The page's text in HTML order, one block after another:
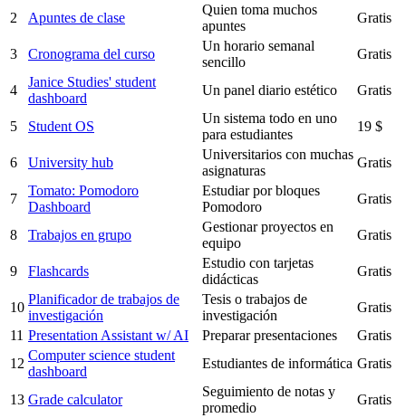
2
Apuntes de clase
Quien toma muchos
apuntes
Gratis
3 Cronograma del curso
Un horario semanal
sencillo
Gratis
4
Janice Studies' student
dashboard
Un panel diario estético Gratis
5 Student OS
Un sistema todo en uno
para estudiantes
19 $
6 University hub
Universitarios con muchas
asignaturas
Gratis
7
Tomato: Pomodoro
Dashboard
Estudiar por bloques
Pomodoro
Gratis
8 Trabajos en grupo
Gestionar proyectos en
equipo
Gratis
9 Flashcards
Estudio con tarjetas
didácticas
Gratis
10
Planificador de trabajos de
investigación
Tesis o trabajos de
investigación
Gratis
11 Presentation Assistant w/ AI Preparar presentaciones
Gratis
12
Computer science student
dashboard
Estudiantes de informática Gratis
13 Grade calculator
Seguimiento de notas y
promedio
Gratis